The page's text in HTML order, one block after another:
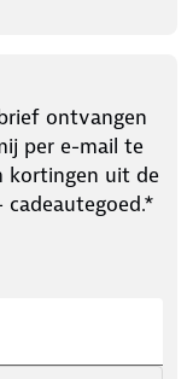
ontvangen
per e-mail te
kortingen uit de